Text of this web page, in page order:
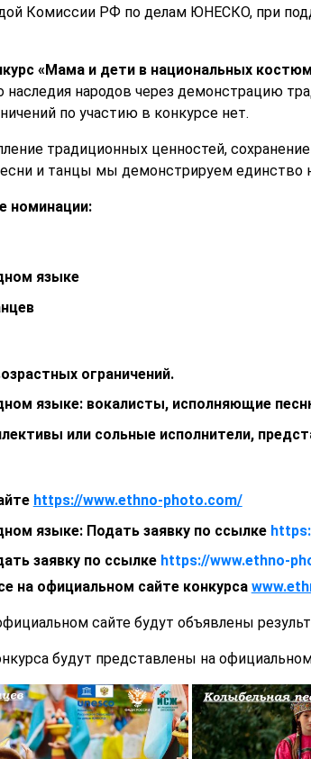
Комиссии РФ по делам ЮНЕСКО, при
«Мама и дети в национальных
наследия народов через демонстрацию
по участию в конкурсе нет.
традиционных ценностей,
и танцы мы демонстрируем единство
номинации:
языке
ограничений.
языке: вокалисты, исполняющие
или сольные исполнители,
https://www.ethno-photo.com/
языке: Подать заявку по ссылке
заявку по ссылке https://www.ethno-
на официальном сайте конкурса
сайте будут объявлены
будут представлены на